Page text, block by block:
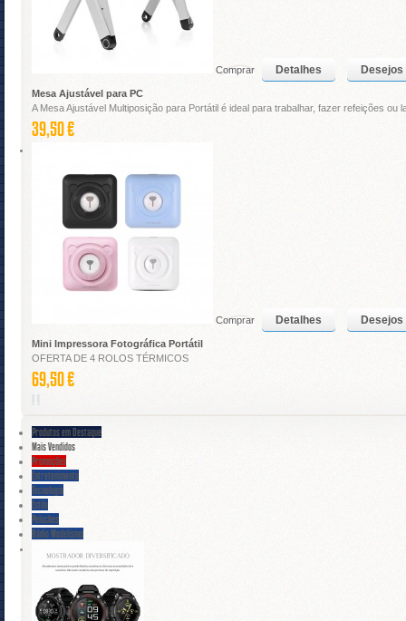
Comprar Detalhes Desejos
Mesa Ajustável para PC
A Mesa Ajustável Multiposição para Portátil é ideal para trabalhar, fazer refeições ou
39,50 €
Comprar Detalhes Desejos
Mini Impressora Fotográfica Portátil
OFERTA DE 4 ROLOS TÉRMICOS
69,50 €
Produtos em Destaque
Mais Vendidos
Promoções
Entretenimento
Tecnologia
Estilo
Peluches
Rádio Modelismo